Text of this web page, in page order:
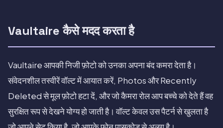
Vaultaire कैसे मदद करता है
Vaultaire आपकी निजी फ़ोटो को उनका अपना बंद कमरा देता है।
संवेदनशील तस्वीरें वॉल्ट में आयात करें, Photos और Recently
Deleted से मूल फ़ोटो हटा दें, और जो कैमरा रोल आप बच्चे को देते हैं वह
सुरक्षित रूप से देखने योग्य हो जाती है। वॉल्ट केवल उस पैटर्न से खुलता है